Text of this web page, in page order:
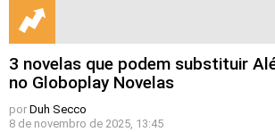
3 novelas que podem substituir
no Globoplay Novelas
por Duh Secco
8 de novembro de 2025, 13:45